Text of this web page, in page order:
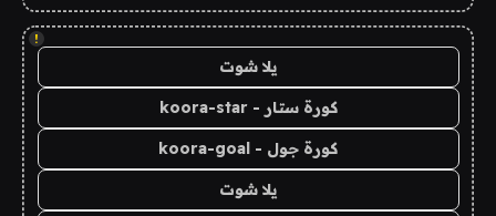
!
يلا شوت
كورة ستار - koora-star
كورة جول - koora-goal
يلا شوت